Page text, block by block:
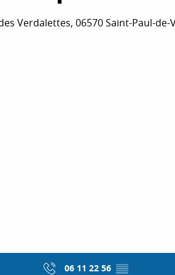
Verdalettes, 06570 Saint-Paul-de-
06 11 22 56 ▒▒